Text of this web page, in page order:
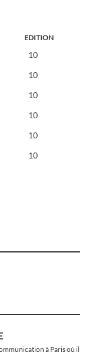
EDITION
10
10
10
10
10
10
à Paris où il